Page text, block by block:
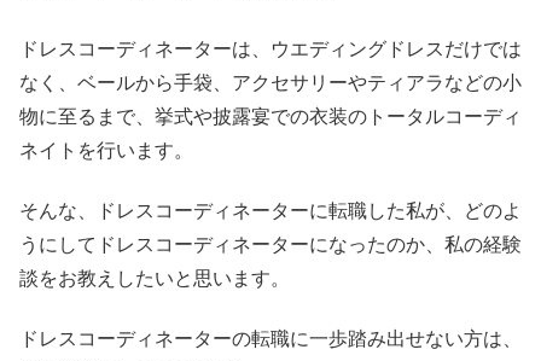
ドレスコーディネーターは、ウエディングドレスだけでは
なく、ベールから手袋、アクセサリーやティアラなどの小
物に至るまで、挙式や披露宴での衣装のトータルコーディ
ネイトを行います。
そんな、ドレスコーディネーターに転職した私が、どのよ
うにしてドレスコーディネーターになったのか、私の経験
談をお教えしたいと思います。
ドレスコーディネーターの転職に一歩踏み出せない方は、